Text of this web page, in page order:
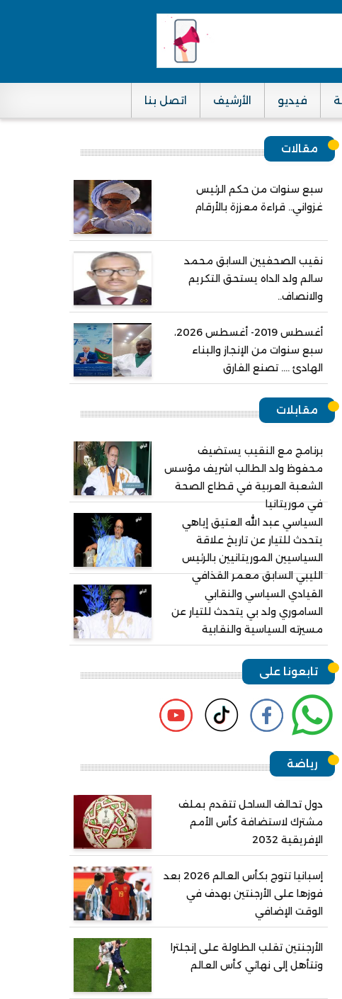
فيديو الأرشيف اتصل بنا
مقالات
سبع سنوات من حكم الرئيس
غزواني.. قراءة معززة بالأرقام
نقيب الصحفيين السابق محمد
سالم ولد الداه يستحق التكريم
والانصاف..
أغسطس 2019- أغسطس 2026،
سبع سنوات من الإنجاز والبناء
الهادئ .... تصنع الفارق
مقابلات
برنامج مع النقيب يستضيف
محفوظ ولد الطالب اشريف مؤسس
الشعبة العربية في قطاع الصحة
في موريتانيا
السياسي عبد الله العتيق إياهي
يتحدث للتيار عن تاريخ علاقة
السياسيين الموريتانيين بالرئيس
الليبي السابق معمر القذافي
القيادي السياسي والنقابي
الساموري ولد بي يتحدث للتيار عن
مسيرته السياسية والنقابية
تابعونا على
رياضة
دول تحالف الساحل تتقدم بملف
مشترك لاستضافة كأس الأمم
الإفريقية 2032
إسبانيا تتوج بكأس العالم 2026 بعد
فوزها على الأرجنتين بهدف في
الوقت الإضافي
الأرجنتين تقلب الطاولة على إنجلترا
وتتأهل إلى نهائي كأس العالم